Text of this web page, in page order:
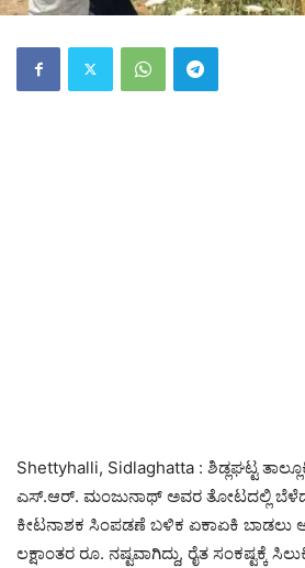
Shettyhalli, Sidlaghatta : ಶಿಡ್ಲಘಟ್ಟ
ಎಸ್.ಆರ್. ಮಂಜುನಾಥ್ ಅವರ ತೋಟದಲ್ಲಿ
ಕೀಟನಾಶಕ ಸಿಂಪಡಣೆ ಬಳಿಕ ಏಕಾಏಕಿ
ಲಕ್ಷಾಂತರ ರೂ. ನಷ್ಟವಾಗಿದ್ದು, ರೈತ ಸಂಕಷ್ಟಕ್ಕೆ